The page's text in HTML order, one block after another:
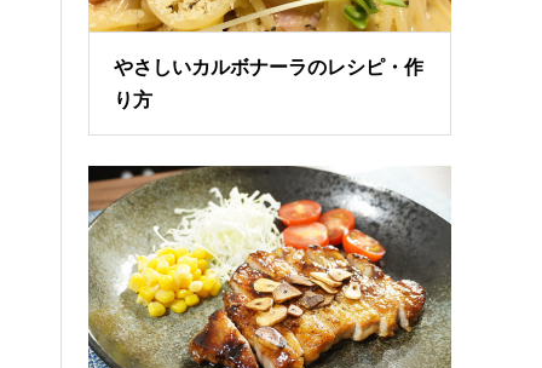
やさしいカルボナーラのレシピ・作
り方